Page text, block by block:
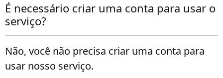
É necessário criar uma conta para usar o
serviço?
Não, você não precisa criar uma conta para
usar nosso serviço.